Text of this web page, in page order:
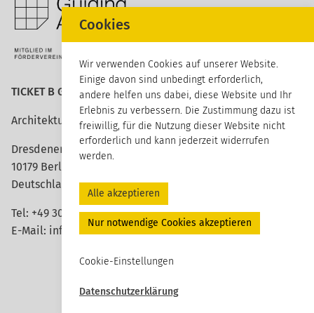
TICKET B GmbH
Architektur erleben
Dresdener Straße 113
10179 Berlin
Deutschland
Tel: +49 30 420 26 96 20
E-Mail: info@ticket-b.de
Cookies
Wir verwenden Cookies auf unserer Website.
Einige davon sind unbedingt erforderlich,
andere helfen uns dabei, diese Website und Ihr
Erlebnis zu verbessern. Die Zustimmung dazu ist
freiwillig, für die Nutzung dieser Website nicht
erforderlich und kann jederzeit widerrufen
werden.
Alle akzeptieren
Nur notwendige Cookies akzeptieren
Cookie-Einstellungen
Datenschutzerklärung